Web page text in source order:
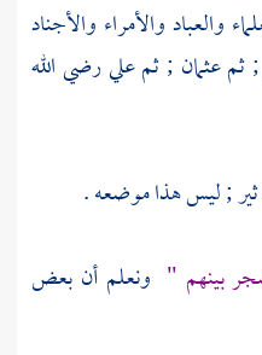
والعباد والأمراء والأجناد
; ثمعثمان ; ثمعليرضي الله
; ليس هذا موضعه .
بينهم " ونعلم أن بعض